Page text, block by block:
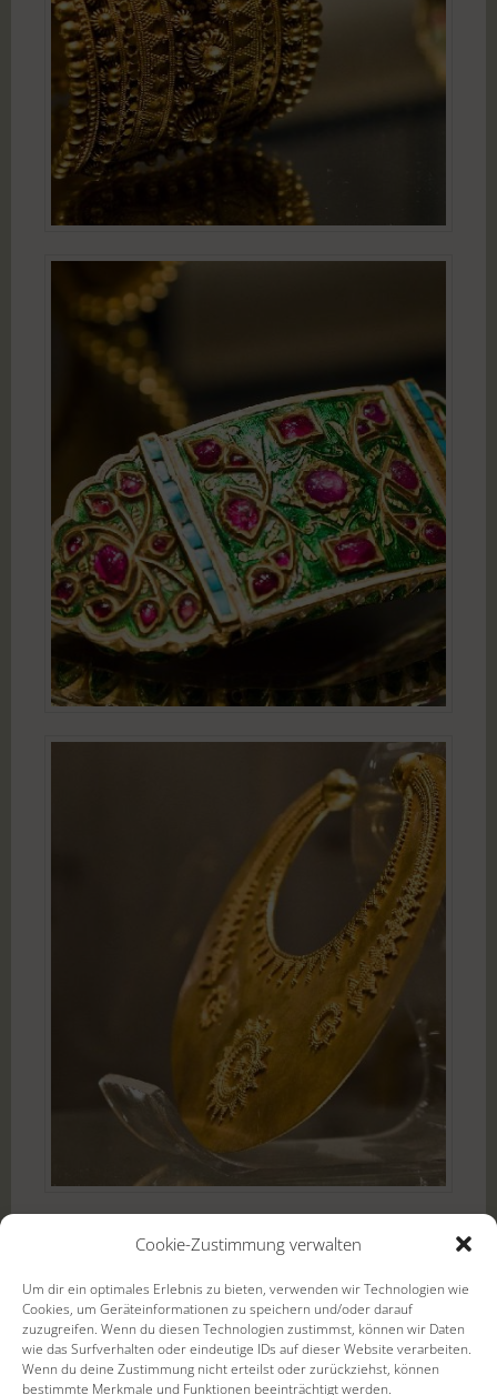
Cookie-Zustimmung verwalten
Um dir ein optimales Erlebnis zu bieten, verwenden wir Technologien wie
Cookies, um Geräteinformationen zu speichern und/oder darauf
zuzugreifen. Wenn du diesen Technologien zustimmst, können wir Daten
wie das Surfverhalten oder eindeutige IDs auf dieser Website verarbeiten.
Wenn du deine Zustimmung nicht erteilst oder zurückziehst, können
bestimmte Merkmale und Funktionen beeinträchtigt werden.